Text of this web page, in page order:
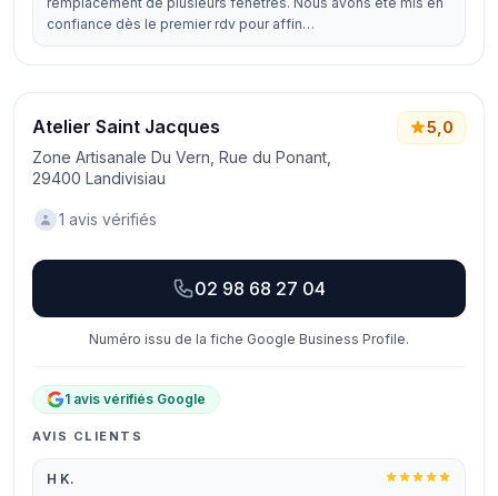
confiance dès le premier rdv pour affin…
Atelier Saint Jacques
Zone Artisanale Du Vern, Rue du Ponant,
29400 Landivisiau
5,0
1 avis vérifiés
02 98 68 27 04
Numéro issu de la fiche Google Business Profile.
1 avis vérifiés Google
AVIS CLIENTS
H K.